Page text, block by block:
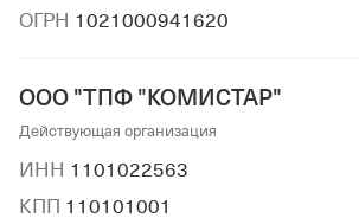
ОГРН 1021000941620
ООО "ТПФ "КОМИСТАР"
Действующая организация
ИНН 1101022563
КПП 110101001